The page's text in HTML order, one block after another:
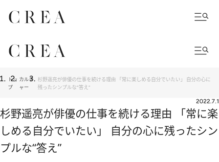
トッ
プ
カルチ
ャー
杉野遥亮が俳優の仕事を続ける理由 「常に楽しめる自分でいたい」 自分の心に
残ったシンプルな“答え”
2022.7.1
杉野遥亮が俳優の仕事を続ける理由 「常に楽
しめる自分でいたい」 自分の心に残ったシン
プルな“答え”